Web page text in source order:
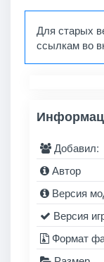
Для старых
ссылкам во
Добавил:
Автор
Версия
Версия
Формат